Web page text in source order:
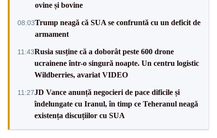
ovine și bovine
08:03Trump neagă că SUA se confruntă cu un deficit de
armament
11:43Rusia susține că a doborât peste 600 drone
ucrainene într-o singură noapte. Un centru logistic
Wildberries, avariat VIDEO
11:27JD Vance anunță negocieri de pace dificile și
îndelungate cu Iranul, în timp ce Teheranul neagă
existența discuțiilor cu SUA